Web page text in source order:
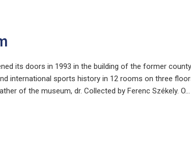
its doors in 1993 in the building of the former
international sports history in 12 rooms on three
of the museum, dr. Collected by Ferenc Székely. O...